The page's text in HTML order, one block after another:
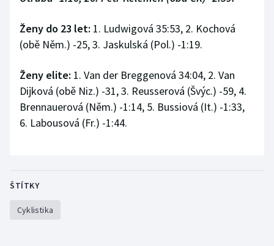
Ženy do 23 let: 1. Ludwigová 35:53, 2. Kochová
(obě Něm.) -25, 3. Jaskulská (Pol.) -1:19.
Ženy elite: 1. Van der Breggenová 34:04, 2. Van
Dijková (obě Niz.) -31, 3. Reusserová (Švýc.) -59, 4.
Brennauerová (Něm.) -1:14, 5. Bussiová (It.) -1:33,
6. Labousová (Fr.) -1:44.
ŠTÍTKY
Cyklistika